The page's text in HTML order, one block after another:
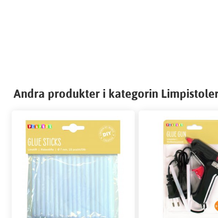
Andra produkter i kategorin